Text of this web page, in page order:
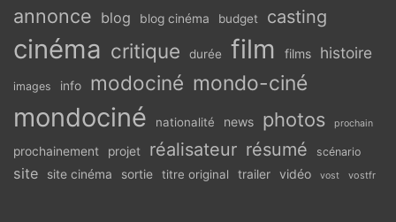
annonce blog blog cinéma budget casting
cinéma critique durée film films histoire
images info modociné mondo-ciné
mondociné nationalité news photos prochain
prochainement projet réalisateur résumé scénario
site site cinéma sortie titre original trailer vidéo vost vostfr